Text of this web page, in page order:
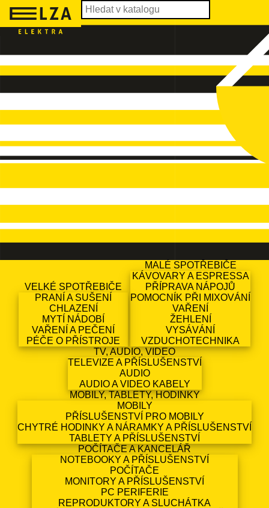
VELKÉ SPOTŘEBIČE
PRANÍ A SUŠENÍ
CHLAZENÍ
MYTÍ NÁDOBÍ
VAŘENÍ A PEČENÍ
PÉČE O PŘÍSTROJE
MALÉ SPOTŘEBIČE
KÁVOVARY A ESPRESSA
PŘÍPRAVA NÁPOJŮ
POMOCNÍK PŘI MIXOVÁNÍ
VAŘENÍ
ŽEHLENÍ
VYSÁVÁNÍ
VZDUCHOTECHNIKA
TV, AUDIO, VIDEO
TELEVIZE A PŘÍSLUŠENSTVÍ
AUDIO
AUDIO A VIDEO KABELY
MOBILY, TABLETY, HODINKY
MOBILY
PŘÍSLUŠENSTVÍ PRO MOBILY
CHYTRÉ HODINKY A NÁRAMKY A PŘÍSLUŠENSTVÍ
TABLETY A PŘÍSLUŠENSTVÍ
POČÍTAČE A KANCELÁŘ
NOTEBOOKY A PŘÍSLUŠENSTVÍ
POČÍTAČE
MONITORY A PŘÍSLUŠENSTVÍ
PC PERIFERIE
REPRODUKTORY A SLUCHÁTKA